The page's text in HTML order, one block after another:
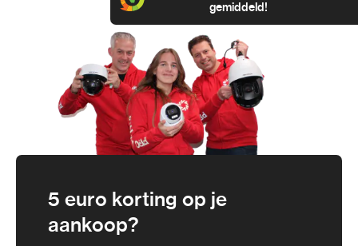
5 euro korting op je
aankoop?
gemiddeld!